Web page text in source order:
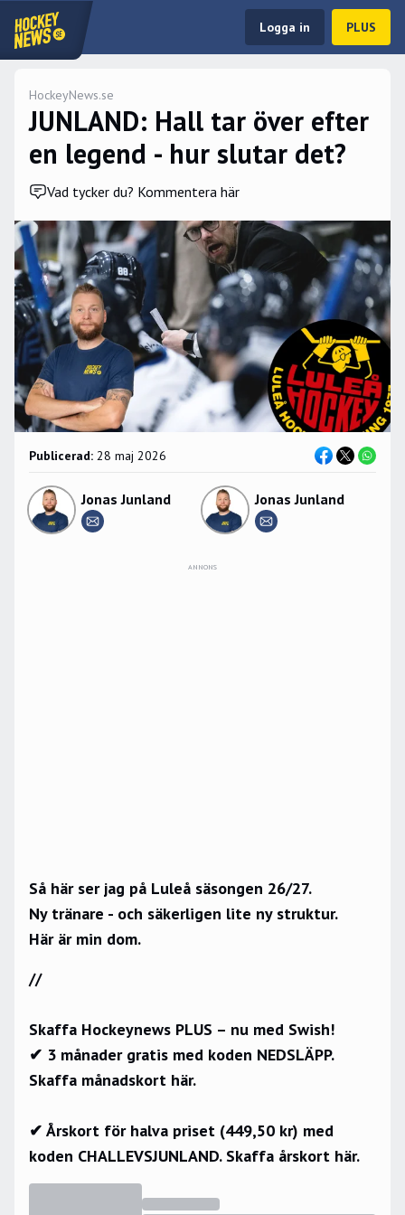
Logga in PLUS
HockeyNews.se
JUNLAND: Hall tar över efter
en legend - hur slutar det?
Vad tycker du? Kommentera här
Publicerad: 28 maj 2026
Jonas Junland Jonas Junland
ANNONS
Så här ser jag på Luleå säsongen 26/27.
Ny tränare - och säkerligen lite ny struktur.
Här är min dom.
//
Skaffa Hockeynews PLUS – nu med Swish!
✔ 3 månader gratis med koden NEDSLÄPP.
Skaffa månadskort här.
✔ Årskort för halva priset (449,50 kr) med
koden CHALLEVSJUNLAND. Skaffa årskort här.